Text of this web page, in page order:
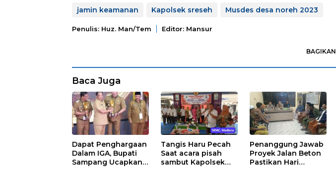
jamin keamanan Kapolsek sreseh Musdes desa noreh 2023
Penulis: Huz. Man/tem Editor: Mansur
BAGIKAN
Baca Juga
Dapat Penghargaan
Dalam IGA, Bupati
Sampang Ucapkan
Tangis Haru Pecah
Saat acara pisah
sambut Kapolsek
Penanggung Jawab
Proyek Jalan Beton
Pastikan Hari